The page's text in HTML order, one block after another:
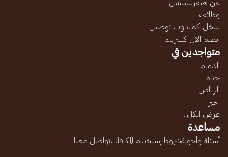
عن هنقرستيشن
وظائف
سجّل كمندوب توصيل
انضم الآن كشريك
متواجدين في
الدمام
جده
الرياض
الخبر
عرض الكل...
مساعدة
أسئلة وأجوبةشروط إستخدام المكافآتتواصل معنا